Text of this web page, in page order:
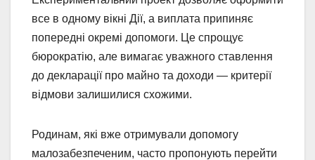
все в одному вікні Дії, а виплата припиняє
попередні окремі допомоги. Це спрощує
бюрократію, але вимагає уважного ставлення
до декларації про майно та доходи — критерії
відмови залишилися схожими.
Родинам, які вже отримували допомогу
малозабезпеченим, часто пропонують перейти